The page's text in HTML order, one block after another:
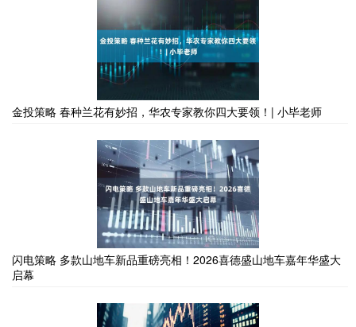
金投策略 春种兰花有妙招，华农专家教你四大要领！| 小毕老师
闪电策略 多款山地车新品重磅亮相！2026喜德盛山地车嘉年华盛大
启幕